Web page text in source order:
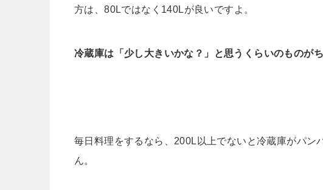
方は、80Lではなく140Lが良いですよ。
冷蔵庫は「少し大きいかな？」と思うくらいのものが
毎日料理をするなら、200L以上でないと冷蔵庫がパ
ん。